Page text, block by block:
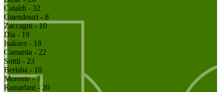
Cataldi - 32
Guendouzi - 8
Zaccagni - 10
Dia - 19
Isaksen - 18
Camarda - 22
Sottil - 23
Berisha - 10
Morente - 7
Ramadani - 20